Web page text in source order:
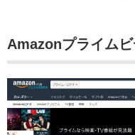
Amazonプライム